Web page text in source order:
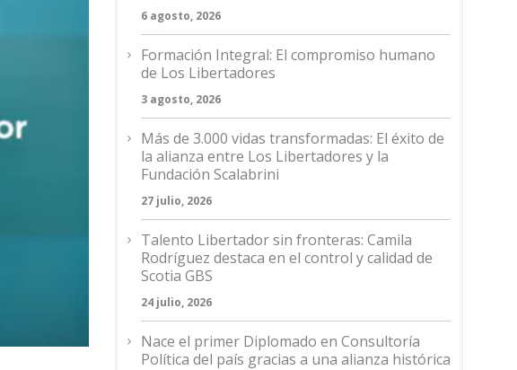
6 agosto, 2026
Formación Integral: El compromiso humano
de Los Libertadores
3 agosto, 2026
Más de 3.000 vidas transformadas: El éxito de
la alianza entre Los Libertadores y la
Fundación Scalabrini
27 julio, 2026
Talento Libertador sin fronteras: Camila
Rodríguez destaca en el control y calidad de
Scotia GBS
24 julio, 2026
Nace el primer Diplomado en Consultoría
Política del país gracias a una alianza histórica